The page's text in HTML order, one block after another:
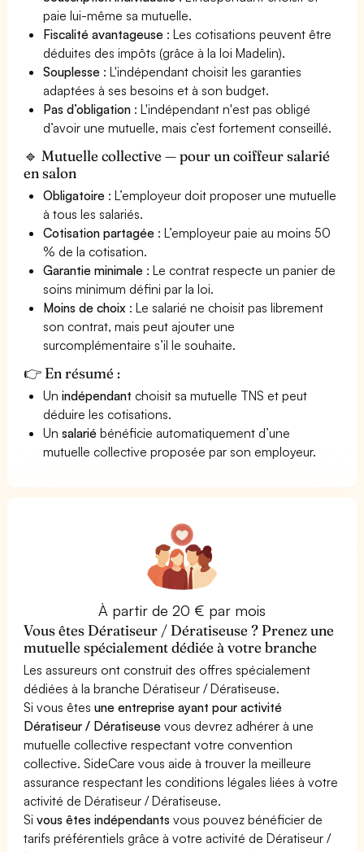
paie lui-même sa mutuelle.
Fiscalité avantageuse : Les cotisations peuvent être
déduites des impôts (grâce à la loi Madelin).
Souplesse : L'indépendant choisit les garanties
adaptées à ses besoins et à son budget.
Pas d’obligation : L'indépendant n'est pas obligé
d’avoir une mutuelle, mais c’est fortement conseillé.
🔹 Mutuelle collective — pour un coiffeur salarié
en salon
Obligatoire : L’employeur doit proposer une mutuelle
à tous les salariés.
Cotisation partagée : L’employeur paie au moins 50
% de la cotisation.
Garantie minimale : Le contrat respecte un panier de
soins minimum défini par la loi.
Moins de choix : Le salarié ne choisit pas librement
son contrat, mais peut ajouter une
surcomplémentaire s’il le souhaite.
👉 En résumé :
Unindépendant choisit sa mutuelle TNS et peut
déduire les cotisations.
Unsalarié bénéficie automatiquement d’une
mutuelle collective proposée par son employeur.
À partir de 20 € par mois
Vous êtes Dératiseur / Dératiseuse ? Prenez une
mutuelle spécialement dédiée à votre branche
Les assureurs ont construit des offres spécialement
dédiées à la branche Dératiseur / Dératiseuse.
Si vous êtesune entreprise ayant pour activité
Dératiseur / Dératiseuse vous devrez adhérer à une
mutuelle collective respectant votre convention
collective. SideCare vous aide à trouver la meilleure
assurance respectant les conditions légales liées à votre
activité de Dératiseur / Dératiseuse.
Sivous êtes indépendants vous pouvez bénéficier de
tarifs préférentiels grâce à votre activité de Dératiseur /